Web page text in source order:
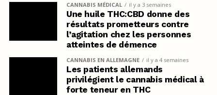
CANNABIS MÉDICAL il y a 3 semaines
Une huile THC:CBD donne des
résultats prometteurs contre
l’agitation chez les personnes
atteintes de démence
CANNABIS EN ALLEMAGNE il y a 4 semaines
Les patients allemands
privilégient le cannabis médical à
forte teneur en THC